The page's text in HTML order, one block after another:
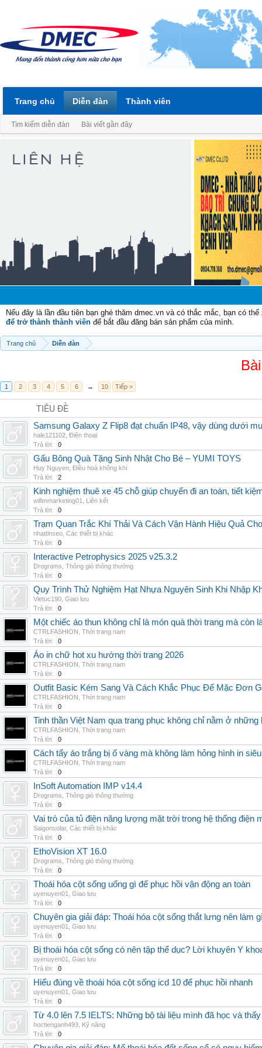
Nếu đây là lần đầu tiên bạn ghé thăm dmec.vn và có thắc mắc, bạn có
để trở thành thành viên để bắt đầu đăng bán sản phẩm của mình.
Trang chủ Diễn đàn
1 2 3 4 5 6 → 10 Tiếp >
TIÊU ĐỀ
Samsung Galaxy Z Flip8 đạt chuẩn IP48, vậy dùng dưới
hale121102 Điện thoại
Trả lời:
0
Gấu Bông Quà Tặng Sinh Nhật Cho Bé – YUMI TOYS
Huy Nguyen Điều hoà không khí
Trả lời:
2
Kinh nghiệm thuê xe 45 chỗ giúp chuyến đi an toàn, tiết
wifimmarketing01
Liên kết
Trả lời:
0
Trạm Quan Trắc Khí Thải Và Cách Vận Hành Hiệu Quả
nhattinseo Các thiết bị khác
Trả lời:
0
Interactive Petrophysics 2025 v25.3.2
Drograms Thông gió thông thường
Trả lời:
0
Quy Trình Thử Nghiệm Hạt Nhựa Nguyên Sinh Khi Nhập
Vietuc190 Giao lưu
Trả lời:
0
Một chiếc áo thun không chỉ là món quà thời trang mà
CTRLFASHION Thời trang nam
Trả lời:
0
Áo in chữ hot xu hướng thời trang 2026
CTRLFASHION Thời trang nam
Trả lời:
0
Outfit Basic Kém Sang Và Cách Khắc Phục Để Mặc Đơn
CTRLFASHION Thời trang nam
Trả lời:
0
Tinh thần Việt Nam qua trang phục không chỉ nằm ở
CTRLFASHION Thời trang nam
Trả lời:
0
Cách tẩy áo trắng bị ố vàng mà không làm hỏng hình in
CTRLFASHION Thời trang nam
Trả lời:
0
InSoft Automation IMP v14.4
Drograms Thông gió thông thường
Trả lời:
0
Vai trò của tủ điện năng lượng mặt trời trong hệ thống điện
Saigonsolar, Các thiết bị khác
Trả lời:
0
EthoVision XT 16.0
Drograms Thông gió thông thường
Trả lời:
0
Thoái hóa cột sống uống gì để phục hồi vận động an toàn
uyenuyen01
Giao lưu
Trả lời:
0
Chuyên gia giải đáp: Thoái hóa cột sống thắt lưng nên làm
uyenuyen01
Giao lưu
Trả lời:
0
Bị thoái hóa cột sống có nên tập thể dục? Lời khuyên Y
uyenuyen01
Giao lưu
Trả lời:
0
Hiểu đúng về thoái hóa cột sống icd 10 để phục hồi nhanh
uyenuyen01
Giao lưu
Trả lời:
0
Từ 4.0 lên 7.5 IELTS: Những bộ tài liệu mình đã học và
hoctienganh493 Kỹ năng
Trả lời:
0
Trang chủ Diễn đàn
Tìm kiếm diễn đàn Bài viết gần đây
Thành viên